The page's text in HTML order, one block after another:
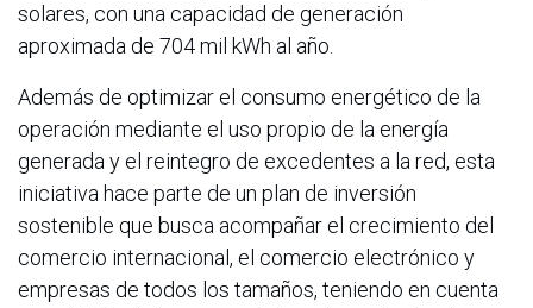
solares, con una capacidad de generación
aproximada de 704 mil kWh al año.
Además de optimizar el consumo energético de la
operación mediante el uso propio de la energía
generada y el reintegro de excedentes a la red, esta
iniciativa hace parte de un plan de inversión
sostenible que busca acompañar el crecimiento del
comercio internacional, el comercio electrónico y
empresas de todos los tamaños, teniendo en cuenta